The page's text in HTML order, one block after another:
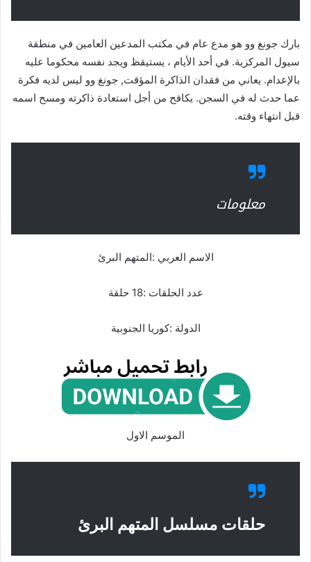
بارك جونغ وو هو مدع عام في مكتب المدعين العامين في منطقة
سيول المركزية. في أحد الأيام ، يستيقظ ويجد نفسه محكوما عليه
بالإعدام. يعاني من فقدان الذاكرة المؤقت, جونغ وو ليس لديه فكرة
عما حدث له في السجن. يكافح من أجل استعادة ذاكرته ومسح اسمه
قبل انتهاء وقته.
معلومات
الاسم العربي :المتهم البرئ
عدد الحلقات :18 حلقة
الدولة :كوريا الجنوبية
الموسم الاول
حلقات مسلسل المتهم البرئ